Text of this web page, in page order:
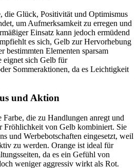
die Glück, Positivität und Optimismus
um Aufmerksamkeit zu erregen und
Einsatz kann jedoch ermüdend
es sich, Gelb zur Hervorhebung
bestimmten Elementen sparsam
eignet sich Gelb für
Sommeraktionen, da es Leichtigkeit
und Aktion
Farbe, die zu Handlungen anregt und
Fröhlichkeit von Gelb kombiniert. Sie
und Werbebotschaften eingesetzt, weil
zu werden. Orange ist ideal für
da es ein Gefühl von
weniger aggressiv wirkt als Rot.